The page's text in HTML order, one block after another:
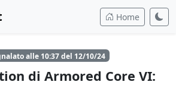
Home
alle 10:37 del 12/10/24
di Armored Core VI: